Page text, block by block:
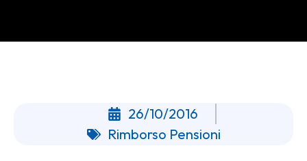
26/10/2016
Rimborso Pensioni